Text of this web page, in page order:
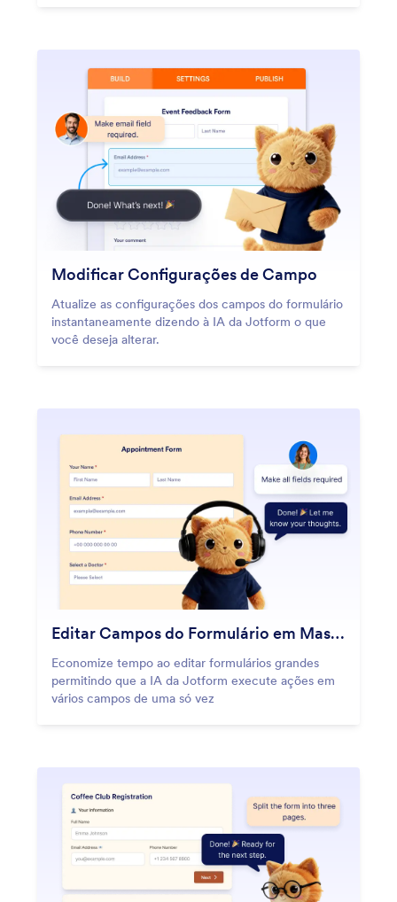
Modificar Configurações de Campo
Atualize as configurações dos campos do formulário
instantaneamente dizendo à IA da Jotform o que
você deseja alterar.
Editar Campos do Formulário em Massa
Economize tempo ao editar formulários grandes
permitindo que a IA da Jotform execute ações em
vários campos de uma só vez